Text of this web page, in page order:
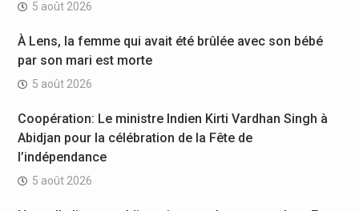
5 août 2026
À Lens, la femme qui avait été brûlée avec son bébé
par son mari est morte
5 août 2026
Coopération: Le ministre Indien Kirti Vardhan Singh à
Abidjan pour la célébration de la Fête de
l’indépendance
5 août 2026